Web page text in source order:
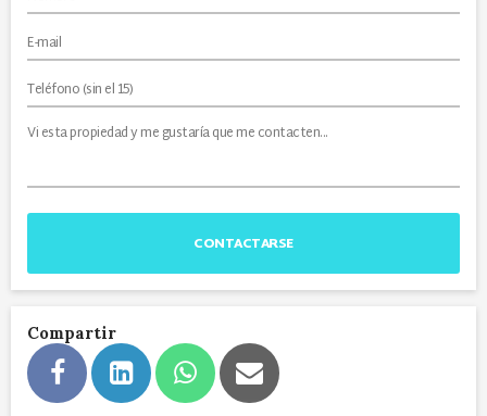
CONTACTARSE
Compartir